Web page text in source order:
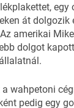
egy
át dolgozik
amerikai
dolgot
wahpetoni
pedig egy